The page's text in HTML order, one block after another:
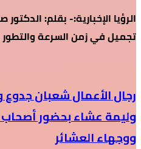
الرؤيا الإخبارية:- بقلم:
تجميل في زمن السرعة
رجال الأعمال شعبان جدوع
وليمة عشاء بحضور أصحاب
ووجهاء العشائر